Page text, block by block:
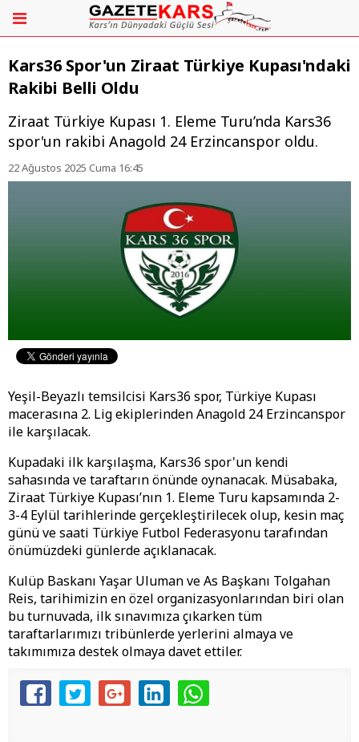
Kars36 Spor'un Ziraat Türkiye Kupası'ndaki
Rakibi Belli Oldu
Ziraat Türkiye Kupası 1. Eleme Turu’nda Kars36
spor'un rakibi Anagold 24 Erzincanspor oldu.
22 Ağustos 2025 Cuma 16:45
Yeşil-Beyazlı temsilcisi Kars36 spor, Türkiye Kupası
macerasına 2. Lig ekiplerinden Anagold 24 Erzincanspor
ile karşılacak.
Kupadaki ilk karşılaşma, Kars36 spor'un kendi
sahasında ve taraftarın önünde oynanacak. Müsabaka,
Ziraat Türkiye Kupası’nın 1. Eleme Turu kapsamında 2-
3-4 Eylül tarihlerinde gerçekleştirilecek olup, kesin maç
günü ve saati Türkiye Futbol Federasyonu tarafından
önümüzdeki günlerde açıklanacak.
Kulüp Baskanı Yaşar Uluman ve As Başkanı Tolgahan
Reis, tarihimizin en özel organizasyonlarından biri olan
bu turnuvada, ilk sınavımıza çıkarken tüm
taraftarlarımızı tribünlerde yerlerini almaya ve
takımımıza destek olmaya davet ettiler.